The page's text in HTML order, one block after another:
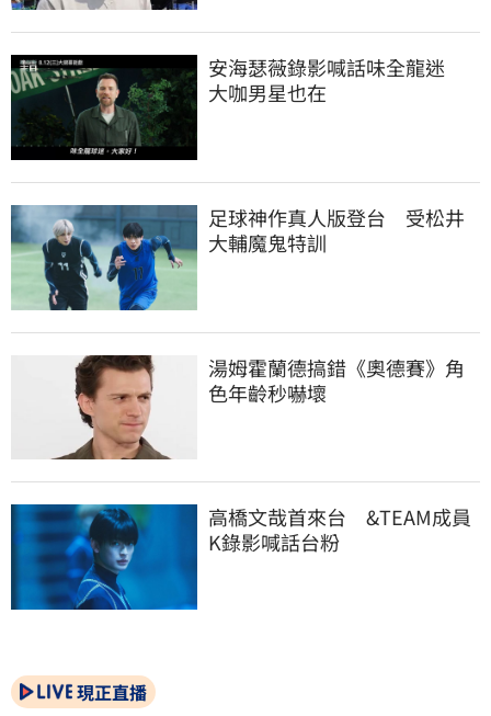
安海瑟薇錄影喊話味全龍迷
大咖男星也在
足球神作真人版登台　受松井
大輔魔鬼特訓
湯姆霍蘭德搞錯《奧德賽》角
色年齡秒嚇壞
高橋文哉首來台　&TEAM成員
K錄影喊話台粉
現正直播